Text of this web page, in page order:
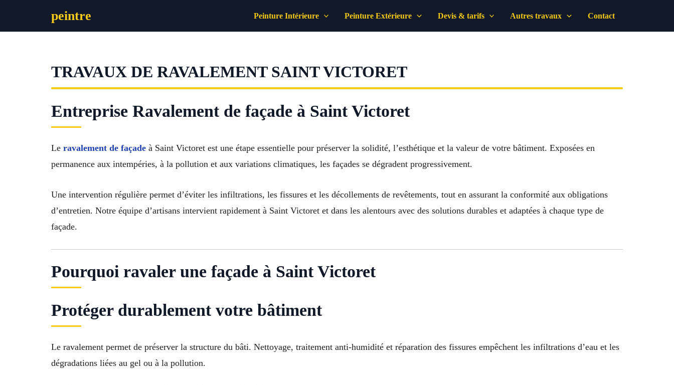
contenu
peintre Peinture Intérieure Peinture Extérieure Devis & tarifs Autres travaux Contact
TRAVAUX DE RAVALEMENT SAINT VICTORET
Entreprise Ravalement de façade à Saint Victoret
Le ravalement de façade à Saint Victoret est une étape essentielle pour préserver la solidité, l’esthétique et la valeur de votre bâtiment. Exposées en
permanence aux intempéries, à la pollution et aux variations climatiques, les façades se dégradent progressivement.
Une intervention régulière permet d’éviter les infiltrations, les fissures et les décollements de revêtements, tout en assurant la conformité aux obligations
d’entretien. Notre équipe d’artisans intervient rapidement à Saint Victoret et dans les alentours avec des solutions durables et adaptées à chaque type de
façade.
Pourquoi ravaler une façade à Saint Victoret
Protéger durablement votre bâtiment
Le ravalement permet de préserver la structure du bâti. Nettoyage, traitement anti-humidité et réparation des fissures empêchent les infiltrations d’eau et les
dégradations liées au gel ou à la pollution.